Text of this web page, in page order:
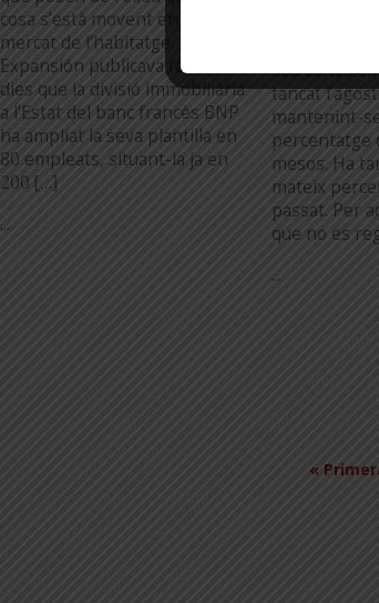
cosa s’està movent en el
mercat de l’habitatge. El diari
Expansión publicava fa pocs
dies que la divisió immobiliària
a l’Estat del banc francès BNP
ha ampliat la seva plantilla en
80 empleats, situant-la ja en
200 […]
...
seu
tancat
mantenint-
percentatge
mesos. Ha
mateix
passat. Per
que no es
...
«